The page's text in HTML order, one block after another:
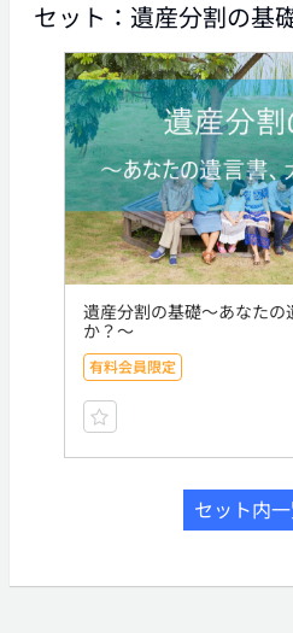
遺言書の基本情報
タグ
生命保険 相続 遺産分割
セット：遺産分割の基
遺産分割の基礎～あなたの
か？～
有料会員限定
セット内